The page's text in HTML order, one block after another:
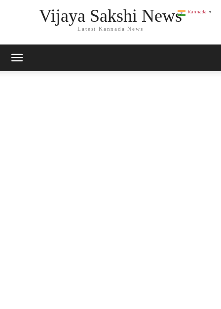
Vijaya Sakshi News
Latest Kannada News
Kannada ▼